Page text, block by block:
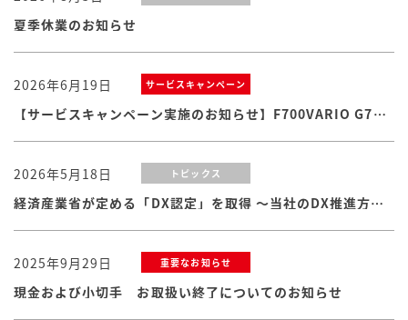
夏季休業のお知らせ
2026年6月19日 サービスキャンペーン
【サービスキャンペーン実施のお知らせ】F700VARIO G7シリーズ
2026年5月18日 トピックス
経済産業省が定める「DX認定」を取得 ～当社のDX推進方針・体制および取り組みが認められました
2025年9月29日 重要なお知らせ
現金および小切手 お取扱い終了についてのお知らせ